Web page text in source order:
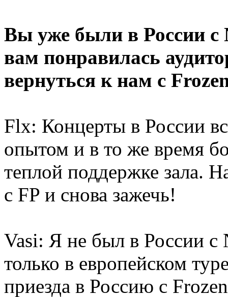
Вы уже были в России
вам понравилась
вернуться к нам с
Flx: Концерты в России
опытом и в то же время
теплой поддержке зала.
с FP и снова зажечь!
Vasi: Я не был в России
только в европейском
приезда в Россию с